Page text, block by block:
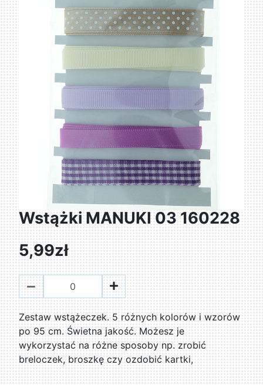
Wstążki MANUKI 03 160228
5,99zł
Zestaw wstążeczek. 5 różnych kolorów i wzorów
po 95 cm. Świetna jakość. Możesz je
wykorzystać na różne sposoby np. zrobić
breloczek, broszkę czy ozdobić kartki,